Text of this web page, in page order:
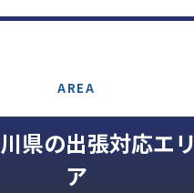
AREA
県の出張対応エリ
ア